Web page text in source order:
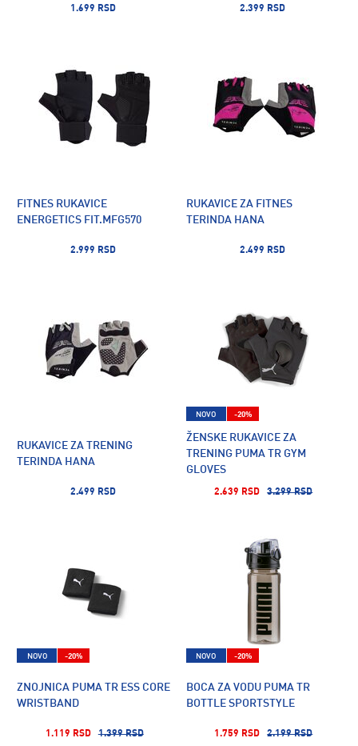
1.699 RSD 2.399 RSD
FITNES RUKAVICE
ENERGETICS FIT.MFG570
2.999 RSD
RUKAVICE ZA FITNES
TERINDA HANA
2.499 RSD
RUKAVICE ZA TRENING
TERINDA HANA
2.499 RSD
ŽENSKE RUKAVICE ZA
TRENING PUMA TR GYM
GLOVES
2.639 RSD 3.299 RSD
NOVO -20%
ZNOJNICA PUMA TR ESS CORE
WRISTBAND
1.119 RSD 1.399 RSD
NOVO -20%
BOCA ZA VODU PUMA TR
BOTTLE SPORTSTYLE
1.759 RSD 2.199 RSD
NOVO -20%